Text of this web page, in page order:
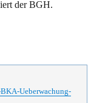
der BGH.
Ueberwachung-